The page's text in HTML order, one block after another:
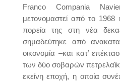
Franco Compania
μετονομαστεί από το 1968
πορεία της στη νέα
σημαδεύτηκε από
οικονομία –και κατ’
των δύο σοβαρών
εκείνη εποχή, η οποία